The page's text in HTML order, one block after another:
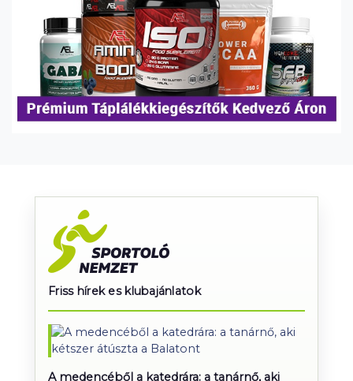
Friss hírek es klubajánlatok
A medencéből a katedrára: a tanárnő, aki